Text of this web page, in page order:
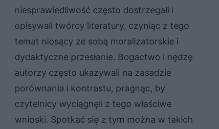
niesprawiedliwość często dostrzegali i
opisywali twórcy literatury, czyniąc z tego
temat niosący ze sobą moralizatorskie i
dydaktyczne przesłanie. Bogactwo i nędzę
autorzy często ukazywali na zasadzie
porównania i kontrastu, pragnąc, by
czytelnicy wyciągnęli z tego właściwe
wnioski. Spotkać się z tym można w takich